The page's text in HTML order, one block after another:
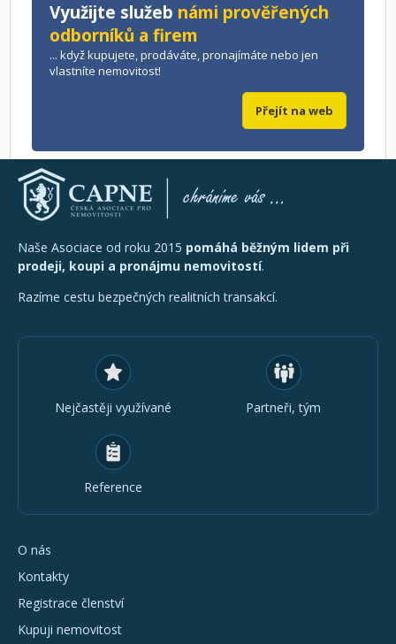
Využijte služeb námi prověřených
odborníků a firem
... když kupujete, prodáváte, pronajímáte nebo jen
vlastníte nemovitost!
Přejít na web
Naše Asociace od roku 2015 pomáhá běžným lidem při
prodeji, koupi a pronájmu nemovitostí.
Razíme cestu bezpečných realitních transakcí.
Nejčastěji využívané Partneři, tým
Reference
O nás
Kontakty
Registrace členství
Kupuji nemovitost